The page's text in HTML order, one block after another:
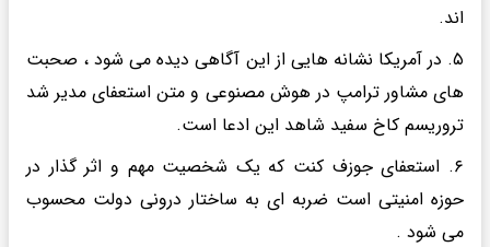
اند.
۵. در آمریکا نشانه هایی از این آگاهی دیده می شود ، صحبت
های مشاور ترامپ در هوش مصنوعی و متن استعفای مدیر شد
تروریسم کاخ سفید شاهد این ادعا است.
۶. استعفای جوزف کنت که یک شخصیت مهم و اثر گذار در
حوزه امنیتی است ضربه ای به ساختار درونی دولت محسوب
می شود .‌